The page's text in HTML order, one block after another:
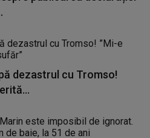
dezastrul cu Tromso!